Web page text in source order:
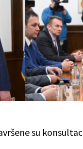
su